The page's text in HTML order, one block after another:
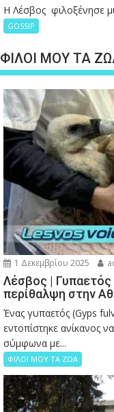
Η Λέσβος φιλοξένησε
GOSSIP
ΦΙΛΟΙ ΜΟΥ ΤΑ
1 Δεκεμβρίου 2025
Λέσβος | Γυπαετός
περίθαλψη στην
Ένας γυπαετός (Gyps
εντοπίστηκε ανίκανος
σύμφωνα με...
ΦΙΛΟΙ ΜΟΥ ΤΑ ΖΩΑ